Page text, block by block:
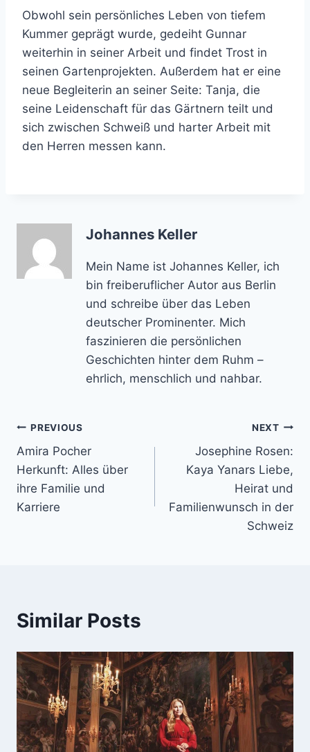
Obwohl sein persönliches Leben von tiefem
Kummer geprägt wurde, gedeiht Gunnar
weiterhin in seiner Arbeit und findet Trost in
seinen Gartenprojekten. Außerdem hat er eine
neue Begleiterin an seiner Seite: Tanja, die
seine Leidenschaft für das Gärtnern teilt und
sich zwischen Schweiß und harter Arbeit mit
den Herren messen kann.
Johannes Keller
Mein Name ist Johannes Keller, ich
bin freiberuflicher Autor aus Berlin
und schreibe über das Leben
deutscher Prominenter. Mich
faszinieren die persönlichen
Geschichten hinter dem Ruhm –
ehrlich, menschlich und nahbar.
Post
navigation
PREVIOUS
Amira Pocher
Herkunft: Alles über
ihre Familie und
Karriere
NEXT
Josephine Rosen:
Kaya Yanars Liebe,
Heirat und
Familienwunsch in der
Schweiz
Similar Posts